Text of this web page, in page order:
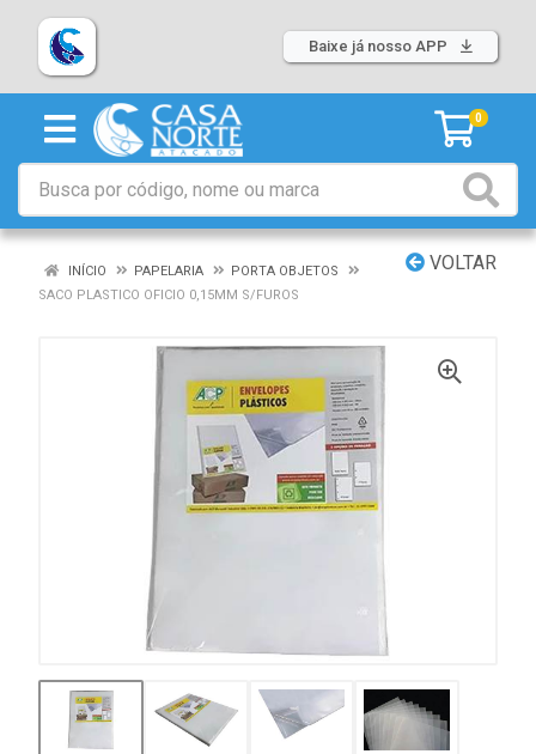
Baixe já nosso APP
0
VOLTAR
INÍCIO PAPELARIA
PORTA OBJETOS
SACO PLASTICO OFICIO 0,15MM S/FUROS